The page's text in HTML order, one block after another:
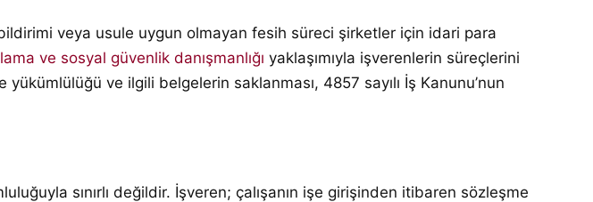
veya usule uygun olmayan fesih süreci şirketler için idari para
ve sosyal güvenlik danışmanlığı yaklaşımıyla işverenlerin süreçlerini
ve ilgili belgelerin saklanması, 4857 sayılı İş Kanunu’nun
sınırlı değildir. İşveren; çalışanın işe girişinden itibaren sözleşme